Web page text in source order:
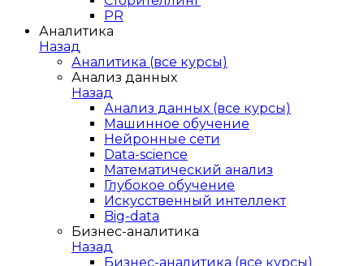
PR
Аналитика
Назад
Аналитика (все курсы)
Анализ данных
Назад
Анализ данных (все курсы)
Машинное обучение
Нейронные сети
Data-science
Математический анализ
Глубокое обучение
Искусственный интеллект
Big-data
Бизнес-аналитика
Назад
Бизнес-аналитика (все курсы)